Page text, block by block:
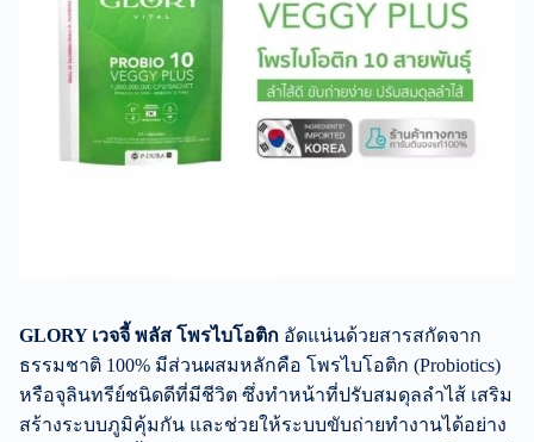
GLORY เวจจี้ พลัส โพรไบโอติก อัดแน่นด้วยสารสกัดจาก
ธรรมชาติ 100% มีส่วนผสมหลักคือ โพรไบโอติก (Probiotics)
หรือจุลินทรีย์ชนิดดีที่มีชีวิต ซึ่งทำหน้าที่ปรับสมดุลลำไส้ เสริม
สร้างระบบภูมิคุ้มกัน และช่วยให้ระบบขับถ่ายทำงานได้อย่าง